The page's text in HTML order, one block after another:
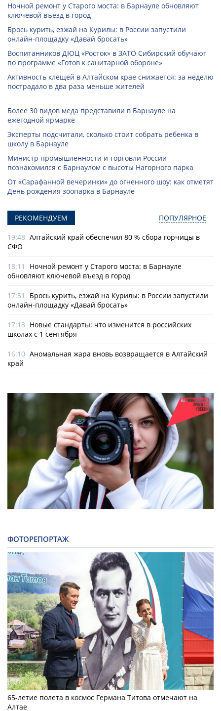
Ночной ремонт у Старого моста: в Барнауле обновляют
ключевой въезд в город
Брось курить, езжай на Курилы: в России запустили
онлайн-­площадку «Давай бросать»
Воспитанников ДЮЦ «Росток» в ЗАТО Сибирский обучают
по программе «Готов к санитарной обороне»
Активность клещей в Алтайском крае снижается: за неделю
пострадало в два раза меньше жителей
Более 30 видов меда представили в Барнауле на
ежегодной ярмарке
Эксперты подсчитали, сколько стоит собрать ребенка в
школу в Барнауле
Министр промышленности и торговли России
познакомился с Барнаулом с высоты Нагорного парка
От «Сарафанной вечеринки» до огненного шоу: как отметят
День рождения зоопарка в Барнауле
РЕКОМЕНДУЕМ ПОПУЛЯРНОЕ
19:48 Алтайский край обеспечил 80 % сбора горчицы в
СФО
18:11
Ночной ремонт у Старого моста: в Барнауле
обновляют ключевой въезд в город
17:51
Брось курить, езжай на Курилы: в России запустили
онлайн-­площадку «Давай бросать»
17:13 Новые стандарты: что изменится в российских
школах с 1 сентября
16:10 Аномальная жара вновь возвращается в Алтайский
край
ФОТОРЕПОРТАЖ
65-летие полета в космос Германа Титова отмечают на
Алтае